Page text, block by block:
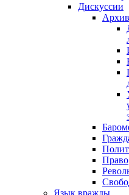
Дискуссии
Право
Язык вражды